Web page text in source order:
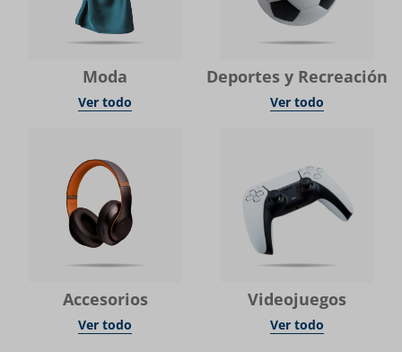
Moda
Ver todo
Deportes y Recreación
Ver todo
Accesorios
Ver todo
Videojuegos
Ver todo